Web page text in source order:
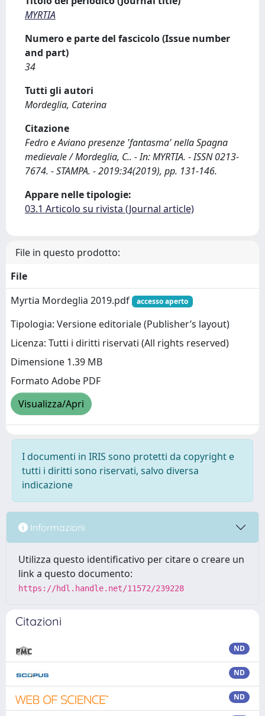
MYRTIA
Numero e parte del fascicolo (Issue number
and part)
34
Tutti gli autori
Mordeglia, Caterina
Citazione
Fedro e Aviano presenze 'fantasma' nella Spagna
medievale / Mordeglia, C.. - In: MYRTIA. - ISSN 0213-
7674. - STAMPA. - 2019:34(2019), pp. 131-146.
Appare nelle tipologie:
03.1 Articolo su rivista (Journal article)
File in questo prodotto:
File
Myrtia Mordeglia 2019.pdf
accesso aperto
Tipologia: Versione editoriale (Publisher’s layout)
Licenza: Tutti i diritti riservati (All rights reserved)
Dimensione 1.39 MB
Formato Adobe PDF
Visualizza/Apri
I documenti in IRIS sono protetti da copyright e
tutti i diritti sono riservati, salvo diversa
indicazione
Informazioni
Utilizza questo identificativo per citare o creare un
link a questo documento:
https://hdl.handle.net/11572/239228
Citazioni
ND
ND
ND